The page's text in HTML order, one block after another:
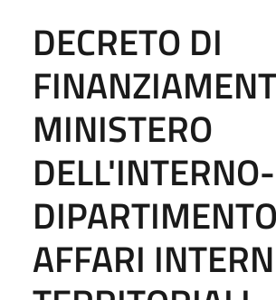
DECRETO DI
MINISTERO
DELL'INTERNO-
DIPARTIMENTO
AFFARI